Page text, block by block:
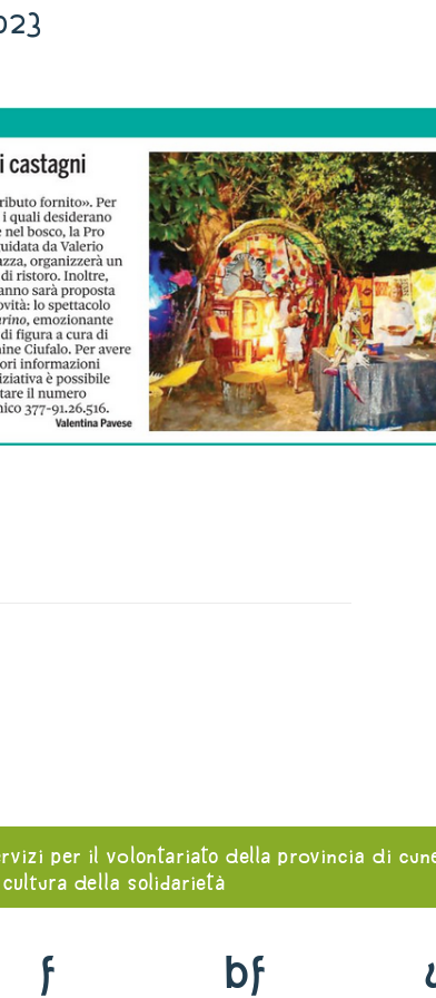
per il volontariato della provincia di
della solidarietà
f bf